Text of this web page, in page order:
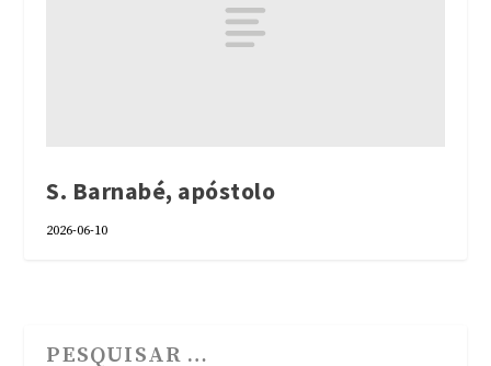
S. Barnabé, apóstolo
2026-06-10